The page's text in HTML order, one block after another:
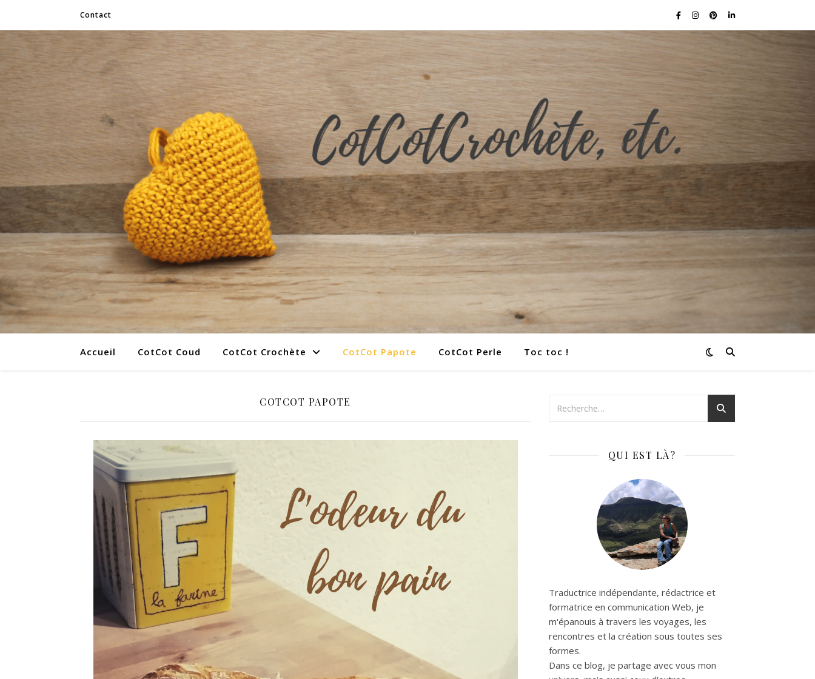
Contact
Accueil CotCot Coud CotCot Crochète CotCot Papote CotCot Perle Toc toc !
COTCOT PAPOTE
QUI EST LÀ?
Traductrice indépendante, rédactrice et
formatrice en communication Web, je
m'épanouis à travers les voyages, les
rencontres et la création sous toutes ses
formes.
Dans ce blog, je partage avec vous mon